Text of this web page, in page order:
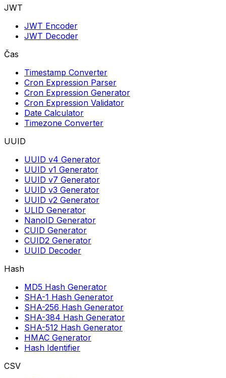
JWT
JWT Encoder
JWT Decoder
Čas
Timestamp Converter
Cron Expression Parser
Cron Expression Generator
Cron Expression Validator
Date Calculator
Timezone Converter
UUID
UUID v4 Generator
UUID v1 Generator
UUID v7 Generator
UUID v3 Generator
UUID v2 Generator
ULID Generator
NanoID Generator
CUID Generator
CUID2 Generator
UUID Decoder
Hash
MD5 Hash Generator
SHA-1 Hash Generator
SHA-256 Hash Generator
SHA-384 Hash Generator
SHA-512 Hash Generator
HMAC Generator
Hash Identifier
CSV